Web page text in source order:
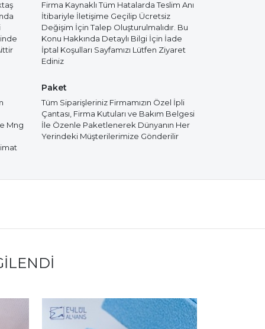
Firma Kaynaklı Tüm Hatalarda Teslim Anı
İtibariyle İletişime Geçilip Ücretsiz
Değişim İçin Talep Oluşturulmalıdır. Bu
Konu Hakkında Detaylı Bilgi İçin İade
İptal Koşulları Sayfamızı Lütfen Ziyaret
Ediniz
Mng
Paket
Tüm Siparişleriniz Firmamızın Özel İpli
Çantası, Firma Kutuları ve Bakım Belgesi
İle Özenle Paketlenerek Dünyanın Her
Yerindeki Müşterilerimize Gönderilir